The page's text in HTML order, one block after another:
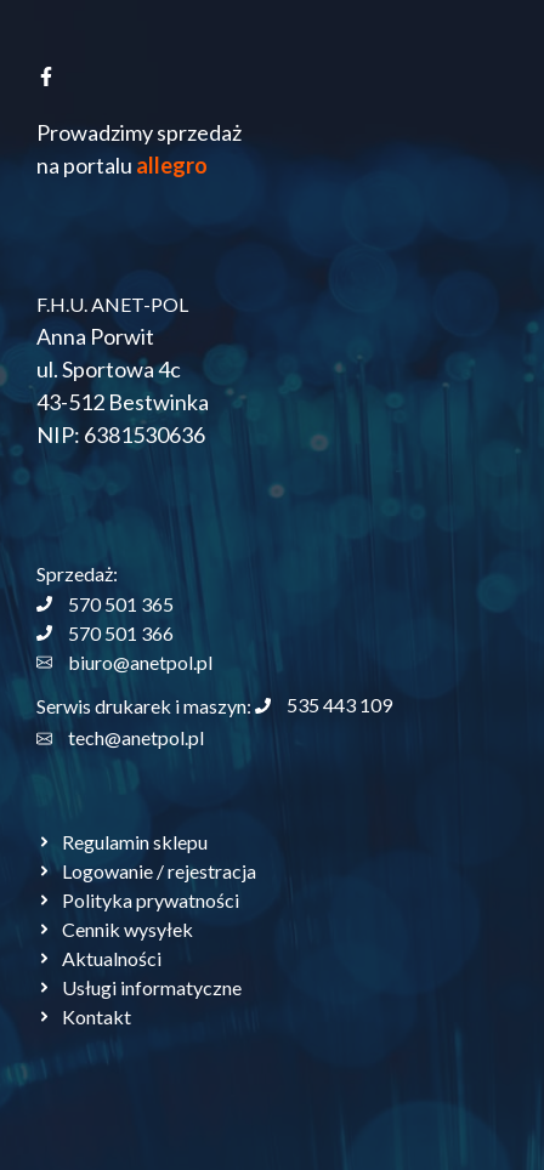
Prowadzimy sprzedaż
na portalu allegro
F.H.U. ANET-POL
Anna Porwit
ul. Sportowa 4c
43-512 Bestwinka
NIP: 6381530636
Sprzedaż:
570 501 365
570 501 366
biuro@anetpol.pl
Serwis drukarek i maszyn:
535 443 109
tech@anetpol.pl
Regulamin sklepu
Logowanie / rejestracja
Polityka prywatności
Cennik wysyłek
Aktualności
Usługi informatyczne
Kontakt